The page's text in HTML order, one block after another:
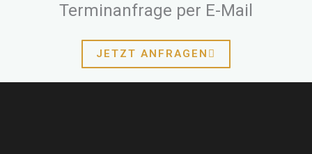
Terminanfrage per E-Mail
JETZT ANFRAGEN